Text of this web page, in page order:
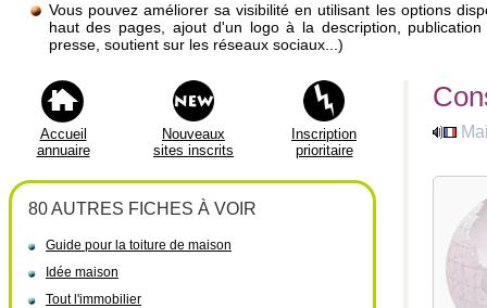
Vous pouvez améliorer sa visibilité en utilisant les options
haut des pages, ajout d'un logo à la description,
presse, soutient sur les réseaux sociaux...)
Accueil
annuaire
Nouveaux
sites inscrits
Inscription
prioritaire
80 AUTRES FICHES À VOIR
Guide pour la toiture de maison
Idée maison
Tout l'immobilier